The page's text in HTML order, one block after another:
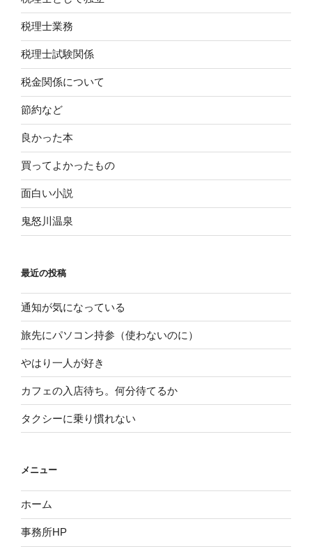
税理士業務
税理士試験関係
税金関係について
節約など
良かった本
買ってよかったもの
面白い小説
鬼怒川温泉
最近の投稿
通知が気になっている
旅先にパソコン持参（使わないのに）
やはり一人が好き
カフェの入店待ち。何分待てるか
タクシーに乗り慣れない
メニュー
ホーム
事務所HP